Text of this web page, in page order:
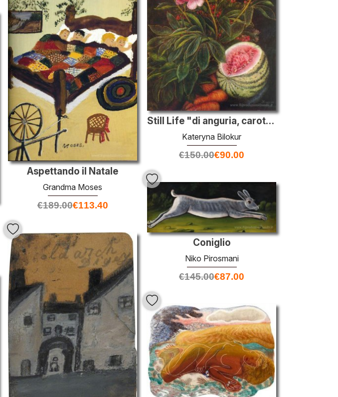
Still Life "di anguria, carote, fiori"
Kateryna Bilokur
€150.00€90.00
Aspettando il Natale
Grandma Moses
€189.00€113.40
Coniglio
Niko Pirosmani
€145.00€87.00